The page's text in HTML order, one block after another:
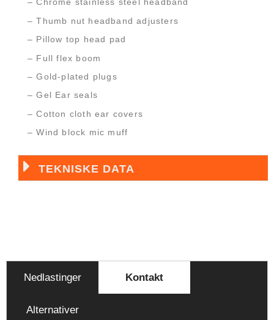
– Chrome stainless steel headband
– Thumb nut headband adjusters
– Pillow top head pad
– Full flex boom
– Gold-plated plugs
– Gel Ear seals
– Cotton cloth ear covers
– Wind block mic muff
TEKNISKE DATA
Nedlastinger Kontakt
Alternativer